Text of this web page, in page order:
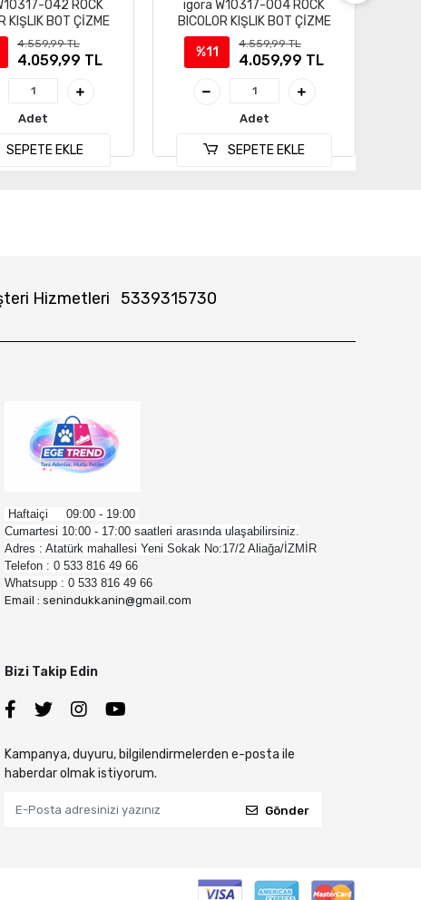
042 ROCK
KIŞLIK BOT ÇİZME
4.559,99 TL
4.059,99 TL
Adet
SEPETE EKLE
igora W10317-004 ROCK
BICOLOR KIŞLIK BOT ÇİZME
%11
4.559,99 TL
4.059,99 TL
Adet
SEPETE EKLE
Hizmetleri 5339315730
Haftaiçi 09:00 - 19:00
Cumartesi 10:00 - 17:00 saatleri arasında ulaşabilirsiniz.
Adres : Atatürk mahallesi Yeni Sokak No:17/2 Aliağa/İZMİR
Telefon : 0 533 816 49 66
Whatsupp : 0 533 816 49 66
Email : senindukkanin@gmail.com
Bizi Takip Edin
Kampanya, duyuru, bilgilendirmelerden e-posta ile
haberdar olmak istiyorum.
Gönder